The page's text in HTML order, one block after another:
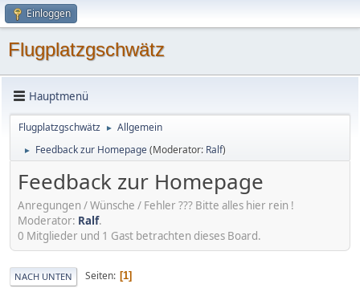
Einloggen
Flugplatzgschwätz
Hauptmenü
Flugplatzgschwätz ► Allgemein
► Feedback zur Homepage(Moderator: Ralf)
Feedback zur Homepage
Anregungen / Wünsche / Fehler ??? Bitte alles hier rein !
Moderator: Ralf.
0 Mitglieder und 1 Gast betrachten dieses Board.
NACH UNTEN Seiten 1